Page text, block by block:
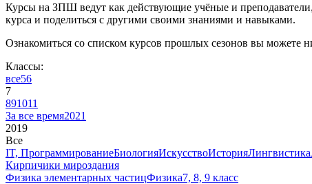
Курсы на ЗПШ ведут как действующие учёные и
курса и поделиться с другими своими знаниями и навыками.
Ознакомиться со списком курсов прошлых сезонов вы можете
Классы:
все56
7
891011
За все время2021
2019
Все
IT, ПрограммированиеБиологияИскусствоИсторияЛингвистика
Кирпичики мироздания
Физика элементарных частицФизика7, 8, 9 класс